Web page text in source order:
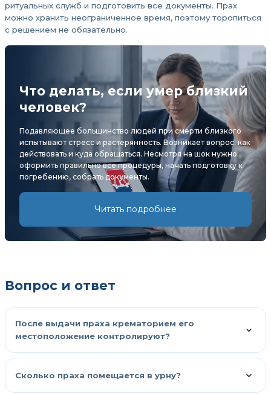
ритуальных служб и подготовить все документы. Прах
можно хранить неограниченное время, поэтому торопиться
с решением не обязательно.
Что делать, если умер близкий
человек?
Подавляющее большинство людей при смерти близкого
испытывают стресс и растерянность. Возникает вопрос: как
действовать и куда обращаться. Несмотря на шок нужно
оформить правильно все процедуры, начать подготовку к
погребению, собрать документы.
Читать подробнее
Вопрос и ответ
После выдачи праха крематорием его
местоположение контролируют?
Сколько праха помещается в урну?